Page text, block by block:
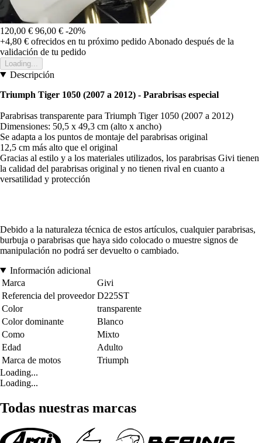
120,00 € 96,00 € -20%
+4,80 € ofrecidos en tu próximo pedido Abonado después de la
validación de tu pedido
Loading...
Descripción
Triumph Tiger 1050 (2007 a 2012) - Parabrisas especial
Parabrisas transparente para Triumph Tiger 1050 (2007 a 2012)
Dimensiones: 50,5 x 49,3 cm (alto x ancho)
Se adapta a los puntos de montaje del parabrisas original
12,5 cm más alto que el original
Gracias al estilo y a los materiales utilizados, los parabrisas Givi tienen
la calidad del parabrisas original y no tienen rival en cuanto a
versatilidad y protección
Debido a la naturaleza técnica de estos artículos, cualquier parabrisas,
burbuja o parabrisas que haya sido colocado o muestre signos de
manipulación no podrá ser devuelto o cambiado.
Información adicional
Marca
Givi
Referencia del proveedor D225ST
Color
transparente
Color dominante
Blanco
Como
Mixto
Edad
Adulto
Marca de motos
Triumph
Loading...
Loading...
Todas nuestras marcas